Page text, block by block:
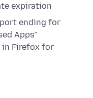
expiration
ending for
Apps”
Firefox for